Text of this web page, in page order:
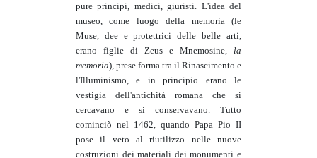
pure principi, medici, giuristi. L'idea del
museo, come luogo della memoria (le
Muse, dee e protettrici delle belle arti,
erano figlie di Zeus e Mnemosine,la
memoria), prese forma tra il Rinascimento e
l'Illuminismo, e in principio erano le
vestigia dell'antichità romana che si
cercavano e si conservavano. Tutto
cominciò nel 1462, quando Papa Pio II
pose il veto al riutilizzo nelle nuove
costruzioni dei materiali dei monumenti e